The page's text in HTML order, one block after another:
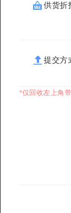
供货折
提交方
*仅回收左上角